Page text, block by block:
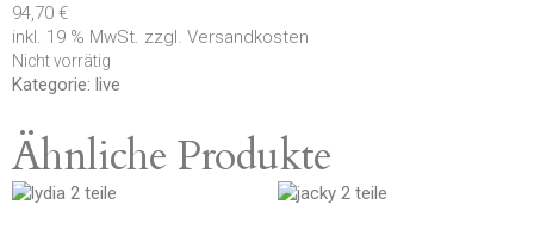
94,70 €
inkl. 19 % MwSt. zzgl. Versandkosten
Nicht vorrätig
Kategorie: live
Ähnliche Produkte